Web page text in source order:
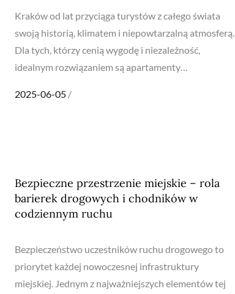
Kraków od lat przyciąga turystów z całego świata
swoją historią, klimatem i niepowtarzalną atmosferą.
Dla tych, którzy cenią wygodę i niezależność,
idealnym rozwiązaniem są apartamenty…
Posted
2025-06-05
Bezpieczne przestrzenie miejskie – rola
barierek drogowych i chodników w
codziennym ruchu
Bezpieczeństwo uczestników ruchu drogowego to
priorytet każdej nowoczesnej infrastruktury
miejskiej. Jednym z najważniejszych elementów tej